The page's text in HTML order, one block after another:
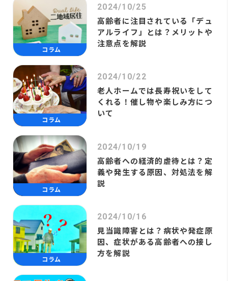
コラム
2024/10/25
高齢者に注目されている「デュ
アルライフ」とは？メリットや
注意点を解説
コラム
2024/10/22
老人ホームでは長寿祝いをして
くれる！催し物や楽しみ方につ
いて
コラム
2024/10/19
高齢者への経済的虐待とは？定
義や発生する原因、対処法を解
説
コラム
2024/10/16
見当識障害とは？病状や発症原
因、症状がある高齢者への接し
方を解説